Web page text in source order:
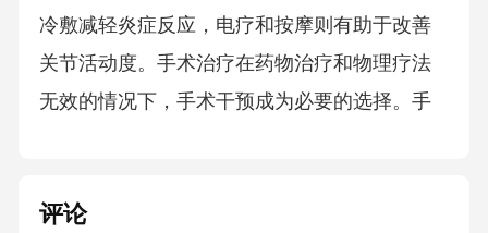
冷敷减轻炎症反应，电疗和按摩则有助于改善
关节活动度。手术治疗在药物治疗和物理疗法
无效的情况下，手术干预成为必要的选择。手
汇报02患者基本信息年龄性别职业1234患者基
评论